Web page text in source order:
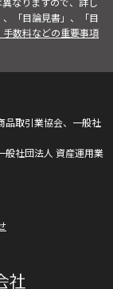
「目論見書」、「目
手数料などの重要事項
品取引業協会、一般社
般社団法人 資産運用業